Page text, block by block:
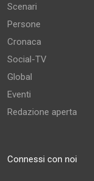
Scenari
Persone
Cronaca
Social-TV
Global
Eventi
Redazione aperta
Connessi con noi